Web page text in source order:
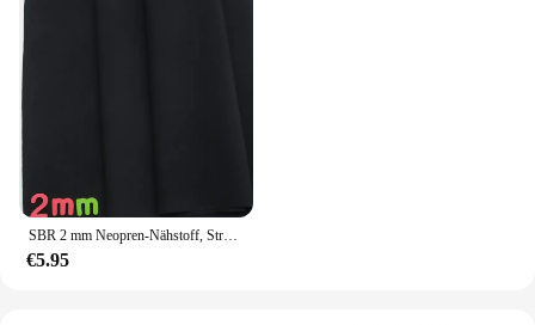
SBR 2 mm Neopren-Nähstoff, Stretch-Polyester-Gewebe, wasserdicht, winddicht, Rucksack, Sportschutzausrüstung
€5.95